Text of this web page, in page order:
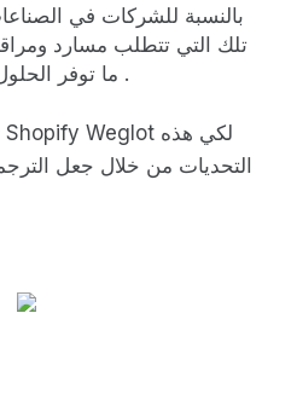
بالنسبة للشركات في
تلك التي تتطلب مسارد
ما توفر الحلول الخارجية ميزات أكثر .
التحديات من خلال جعل